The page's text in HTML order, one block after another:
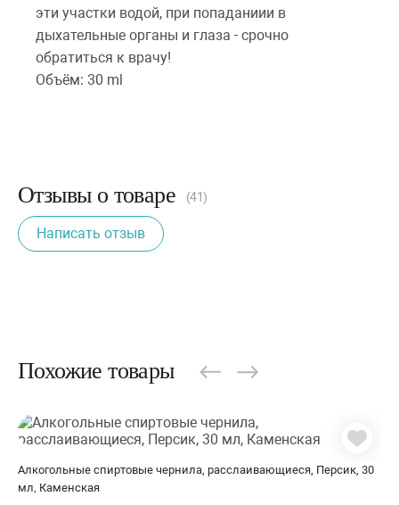
эти участки водой, при попаданиии в
дыхательные органы и глаза - срочно
обратиться к врачу!
Объём: 30 ml
Отзывы о товаре (41)
Написать отзыв
Похожие товары
Алкогольные спиртовые чернила, расслаивающиеся, Персик, 30
мл, Каменская